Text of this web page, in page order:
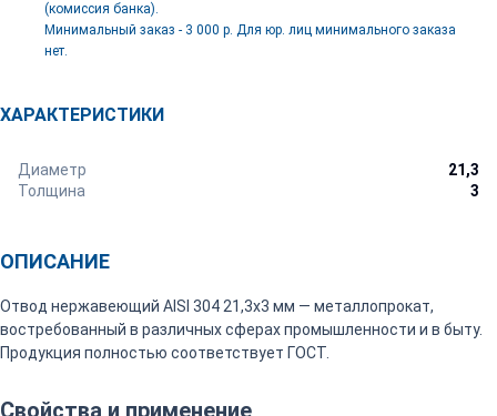
(комиссия банка).
Минимальный заказ - 3 000 р. Для юр. лиц минимального заказа
нет.
ХАРАКТЕРИСТИКИ
Диаметр
21,3
Толщина
3
ОПИСАНИЕ
Отвод нержавеющий AISI 304 21,3х3 мм — металлопрокат,
востребованный в различных сферах промышленности и в быту.
Продукция полностью соответствует ГОСТ.
Свойства и применение